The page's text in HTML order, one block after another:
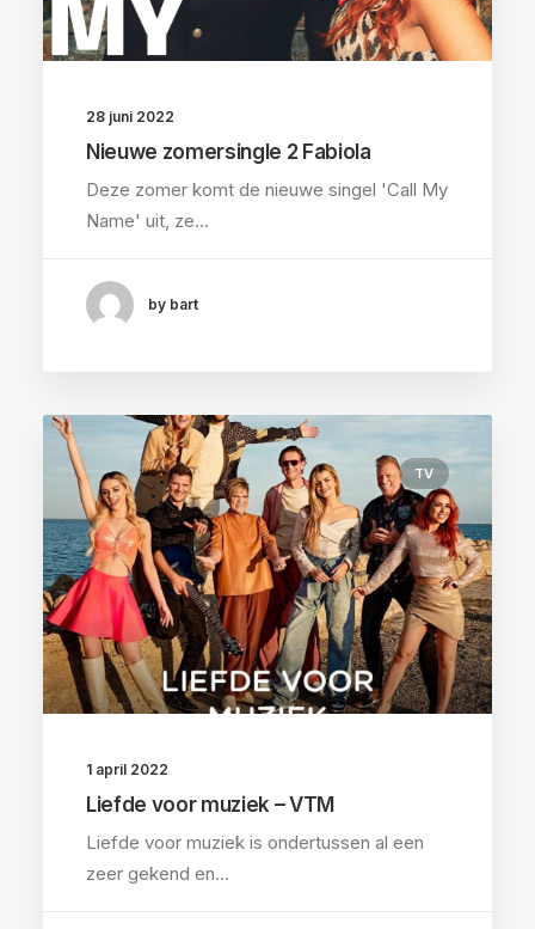
28 juni 2022
Nieuwe zomersingle 2 Fabiola
Deze zomer komt de nieuwe singel 'Call My
Name' uit, ze…
by bart
TV
1 april 2022
Liefde voor muziek – VTM
Liefde voor muziek is ondertussen al een
zeer gekend en…